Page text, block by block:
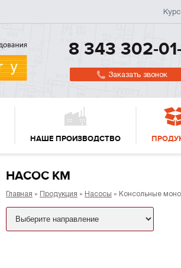
8 343 302-
Заказать звонок
НАШЕ ПРОИЗВОДСТВО
НАСОС КМ
Главная » Продукция » Насосы » Консольные